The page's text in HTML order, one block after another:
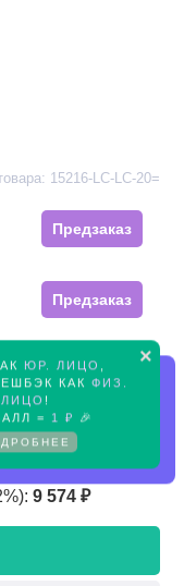
×
ЮР. ЛИЦО
КАК ФИЗ.
ЛИЦО !
= 1 ₽ 🎉
15216-LC-LC-20=
Предзаказ
Предзаказ
Предзаказ
9 574 ₽